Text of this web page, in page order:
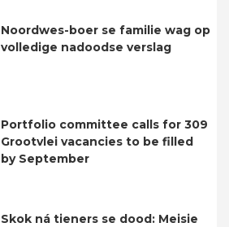
Noordwes-boer se familie wag op
volledige nadoodse verslag
Portfolio committee calls for 309
Grootvlei vacancies to be filled
by September
Skok ná tieners se dood: Meisie